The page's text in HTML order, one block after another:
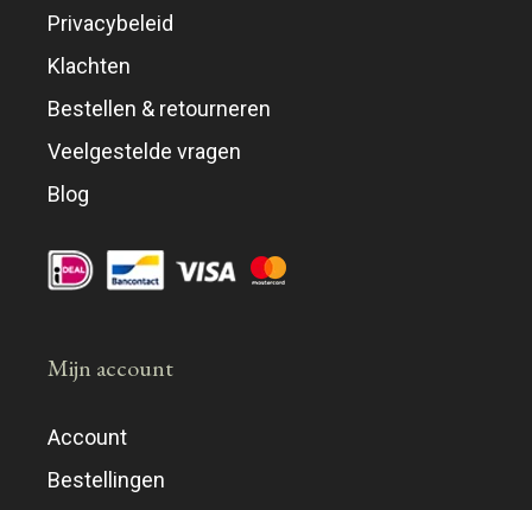
Privacybeleid
Klachten
Bestellen & retourneren
Veelgestelde vragen
Blog
Mijn account
Account
Bestellingen